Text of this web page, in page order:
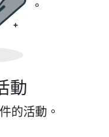
動
的活動。